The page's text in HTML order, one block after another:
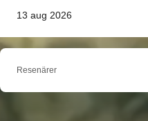
13 aug 2026
Resenärer